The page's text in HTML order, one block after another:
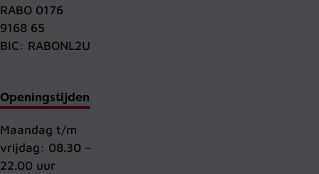
RABO 0176
9168 65
BIC: RABONL2U
Openingstijden
Maandag t/m
vrijdag: 08.30 –
22.00 uur